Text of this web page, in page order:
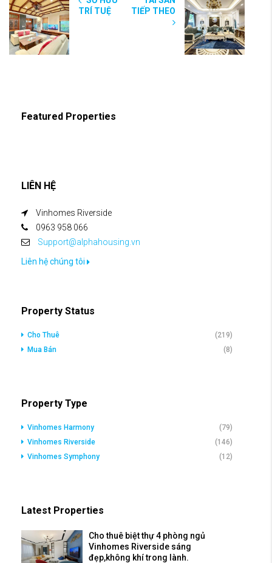
TRÍ TUỆ
TIẾP THEO
Featured Properties
LIÊN HỆ
Vinhomes Riverside
0963 958 066
Support@alphahousing.vn
Liên hệ chúng tôi
Property Status
Cho Thuê
(219)
Mua Bán
(8)
Property Type
Vinhomes Harmony
(79)
Vinhomes Riverside
(146)
Vinhomes Symphony
(12)
Latest Properties
Cho thuê biệt thự 4 phòng ngủ
Vinhomes Riverside sáng
đẹp,không khí trong lành.